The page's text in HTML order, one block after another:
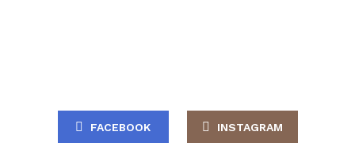
FACEBOOK INSTAGRAM